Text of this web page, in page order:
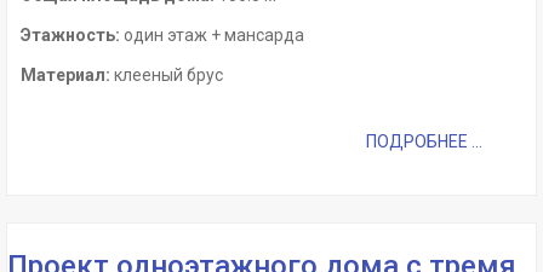
Этажность: один этаж + мансарда
Материал: клееный брус
ПОДРОБНЕЕ ...